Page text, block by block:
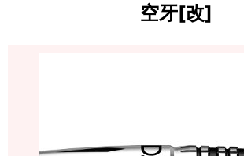
空牙[改]